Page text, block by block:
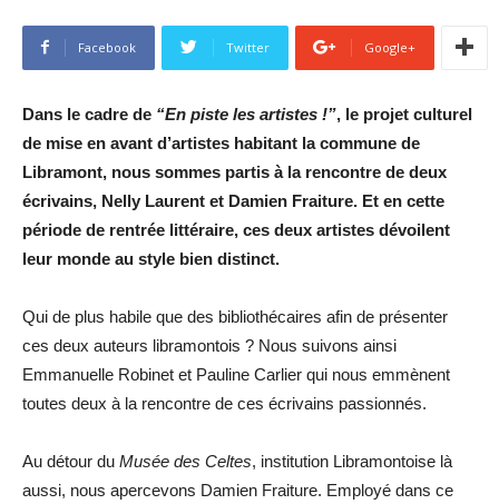
Facebook Twitter Google+
Dans le cadre de “En piste les artistes !”, le projet culturel
de mise en avant d’artistes habitant la commune de
Libramont, nous sommes partis à la rencontre de deux
écrivains, Nelly Laurent et Damien Fraiture. Et en cette
période de rentrée littéraire, ces deux artistes dévoilent
leur monde au style bien distinct.
Qui de plus habile que des bibliothécaires afin de présenter
ces deux auteurs libramontois ? Nous suivons ainsi
Emmanuelle Robinet et Pauline Carlier qui nous emmènent
toutes deux à la rencontre de ces écrivains passionnés.
Au détour du Musée des Celtes, institution Libramontoise là
aussi, nous apercevons Damien Fraiture. Employé dans ce